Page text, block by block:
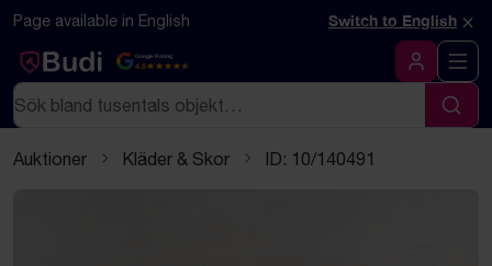
Hoppa till innehåll
Textbaserad (markdown) version av denna sida
Page available in English Switch to English ×
Google Rating
4.5
Logga in
Sök
Sök
Auktioner Kläder & Skor ID: 10/140491